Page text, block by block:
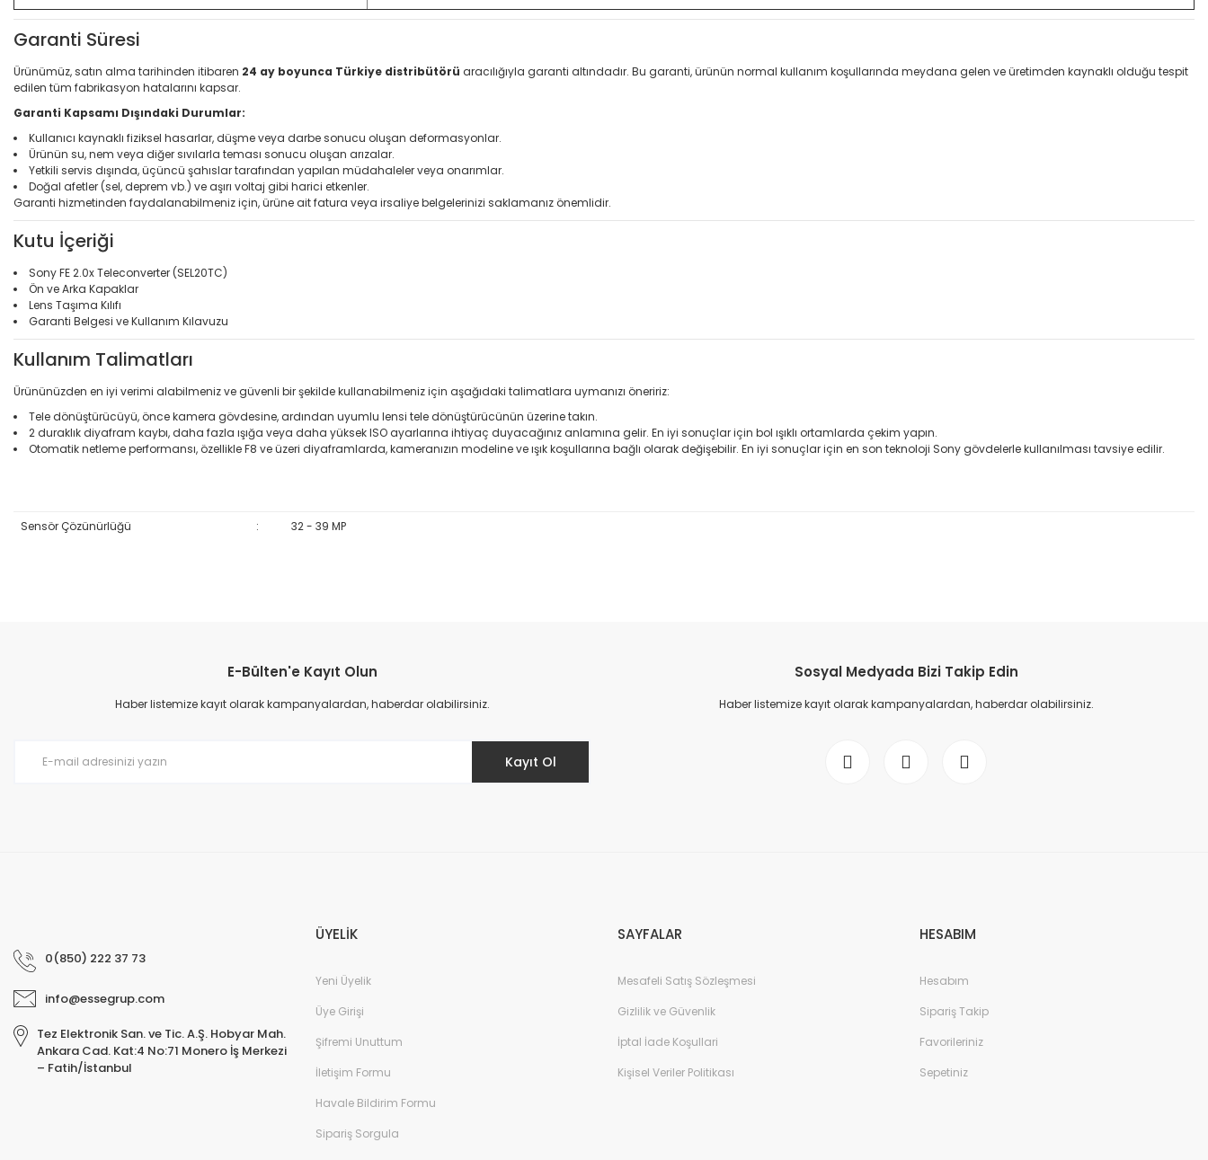
Garanti Süresi
Ürünümüz, satın alma tarihinden itibaren 24 ay boyunca Türkiye distribütörü aracılığıyla garanti altındadır. Bu garanti, ürünün normal kullanım koşullarında meydana gelen ve üretimden kaynaklı olduğu tespit
edilen tüm fabrikasyon hatalarını kapsar.
Garanti Kapsamı Dışındaki Durumlar:
Kullanıcı kaynaklı fiziksel hasarlar, düşme veya darbe sonucu oluşan deformasyonlar.
Ürünün su, nem veya diğer sıvılarla teması sonucu oluşan arızalar.
Yetkili servis dışında, üçüncü şahıslar tarafından yapılan müdahaleler veya onarımlar.
Doğal afetler (sel, deprem vb.) ve aşırı voltaj gibi harici etkenler.
Garanti hizmetinden faydalanabilmeniz için, ürüne ait fatura veya irsaliye belgelerinizi saklamanız önemlidir.
Kutu İçeriği
Sony FE 2.0x Teleconverter (SEL20TC)
Ön ve Arka Kapaklar
Lens Taşıma Kılıfı
Garanti Belgesi ve Kullanım Kılavuzu
Kullanım Talimatları
Ürününüzden en iyi verimi alabilmeniz ve güvenli bir şekilde kullanabilmeniz için aşağıdaki talimatlara uymanızı öneririz:
Tele dönüştürücüyü, önce kamera gövdesine, ardından uyumlu lensi tele dönüştürücünün üzerine takın.
2 duraklık diyafram kaybı, daha fazla ışığa veya daha yüksek ISO ayarlarına ihtiyaç duyacağınız anlamına gelir. En iyi sonuçlar için bol ışıklı ortamlarda çekim yapın.
Otomatik netleme performansı, özellikle F8 ve üzeri diyaframlarda, kameranızın modeline ve ışık koşullarına bağlı olarak değişebilir. En iyi sonuçlar için en son teknoloji Sony gövdelerle kullanılması tavsiye edilir.
Sensör Çözünürlüğü : 32 - 39 MP
Ürün resmi kalitesiz, bozuk veya görüntülenemiyor.
Ürün açıklamasında eksik bilgiler bulunuyor.
E-Bülten'e Kayıt Olun
Haber listemize kayıt olarak kampanyalardan, haberdar olabilirsiniz.
Kayıt Ol
Sosyal Medyada Bizi Takip Edin
Haber listemize kayıt olarak kampanyalardan, haberdar olabilirsiniz.
0(850) 222 37 73
info@essegrup.com
Tez Elektronik San. ve Tic. A.Ş. Hobyar Mah.
Ankara Cad. Kat:4 No:71 Monero İş Merkezi
– Fatih/İstanbul
ÜYELİK
Yeni Üyelik
Üye Girişi
Şifremi Unuttum
İletişim Formu
Havale Bildirim Formu
Sipariş Sorgula
SAYFALAR
Mesafeli Satış Sözleşmesi
Gizlilik ve Güvenlik
İptal İade Koşullari
Kişisel Veriler Politikası
HESABIM
Hesabım
Sipariş Takip
Favorileriniz
Sepetiniz